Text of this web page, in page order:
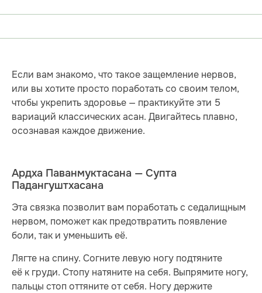
Если вам знакомо, что такое защемление нервов,
или вы хотите просто поработать со своим телом,
чтобы укрепить здоровье — практикуйте эти 5
вариаций классических асан. Двигайтесь плавно,
осознавая каждое движение.
Ардха Паванмуктасана — Супта
Падангуштхасана
Эта связка позволит вам поработать с седалищным
нервом, поможет как предотвратить появление
боли, так и уменьшить её.
Лягте на спину. Согните левую ногу подтяните
её к груди. Стопу натяните на себя. Выпрямите ногу,
пальцы стоп оттяните от себя. Ногу держите